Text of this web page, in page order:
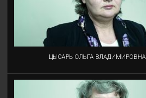
ЦЫСАРЬ ОЛЬГА ВЛАДИМИРОВНА